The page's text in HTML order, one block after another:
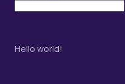
Hello world!